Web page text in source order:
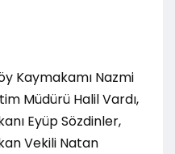
Kaymakamı Nazmi
Müdürü Halil Vardı,
Eyüp Sözdinler,
Vekili Natan